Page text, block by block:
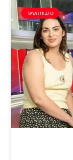
כתבות השער